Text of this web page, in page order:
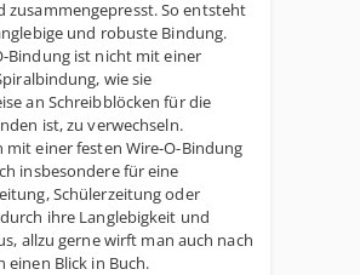
zusammengepresst. So entsteht
und robuste Bindung.
Bindung ist nicht mit einer
wie sie
an Schreibblöcken für die
ist, zu verwechseln.
mit einer festen Wire-O-Bindung
insbesondere für eine
Schülerzeitung oder
ihre Langlebigkeit und
allzu gerne wirft man auch nach
einen Blick in Buch.